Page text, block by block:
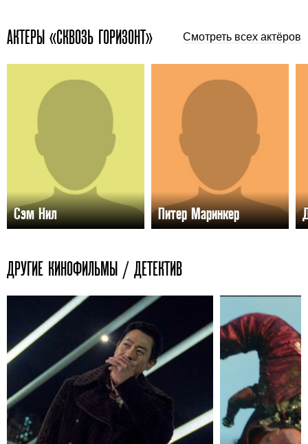
АКТЕРЫ «СКВОЗЬ ГОРИЗОНТ» Смотреть всех актёров
Сэм Нил Питер Маринкер
ДРУГИЕ КИНОФИЛЬМЫ / ДЕТЕКТИВ